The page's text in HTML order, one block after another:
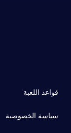
قواعد اللعبة
سياسة الخصوصية